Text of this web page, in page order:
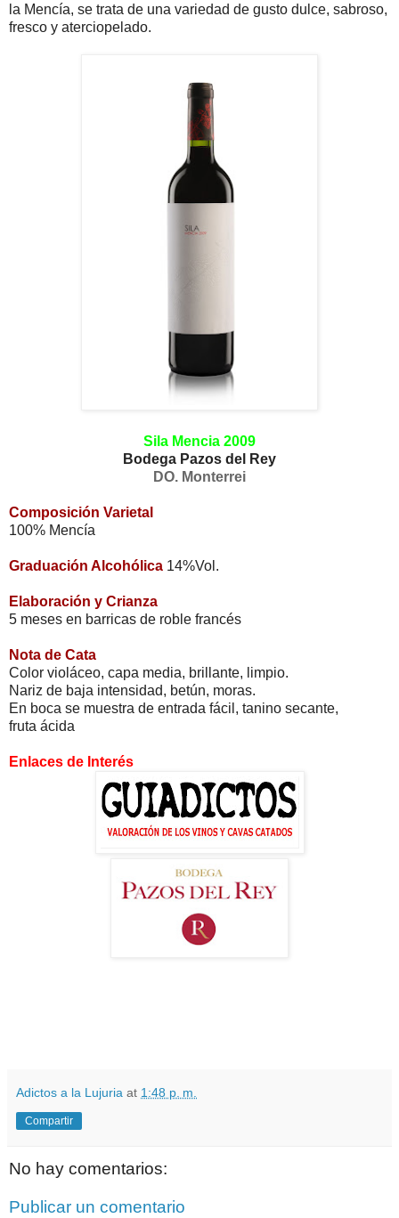
la Mencía, se trata de una variedad de gusto dulce, sabroso,
fresco y aterciopelado.
Sila Mencia 2009
Bodega Pazos del Rey
DO. Monterrei
Composición Varietal
100% Mencía
Graduación Alcohólica 14%Vol.
Elaboración y Crianza
5 meses en barricas de roble francés
Nota de Cata
Color violáceo, capa media, brillante, limpio.
Nariz de baja intensidad, betún, moras.
En boca se muestra de entrada fácil, tanino secante,
fruta ácida
Enlaces de Interés
Adictos a la Lujuria at 1:48 p. m.
Compartir
No hay comentarios:
Publicar un comentario